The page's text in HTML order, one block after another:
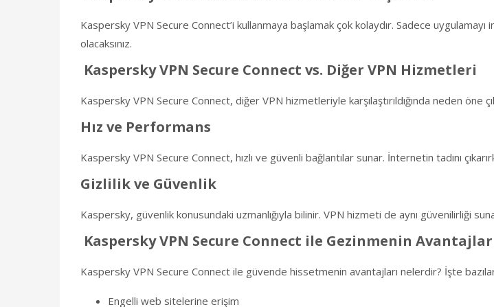
Kaspersky VPN Secure Connect’i kullanmaya başlamak çok kolaydır. Sadece
olacaksınız.
Kaspersky VPN Secure Connect vs. Diğer VPN Hizmetleri
Kaspersky VPN Secure Connect, diğer VPN hizmetleriyle karşılaştırıldığında neden öne
Hız ve Performans
Kaspersky VPN Secure Connect, hızlı ve güvenli bağlantılar sunar. İnternetin tadını
Gizlilik ve Güvenlik
Kaspersky, güvenlik konusundaki uzmanlığıyla bilinir. VPN hizmeti de aynı güvenilirliği
Kaspersky VPN Secure Connect ile Gezinmenin
Kaspersky VPN Secure Connect ile güvende hissetmenin avantajları nelerdir? İşte
Engelli web sitelerine erişim